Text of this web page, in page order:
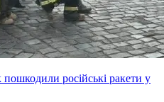
пошкодили російські ракети у